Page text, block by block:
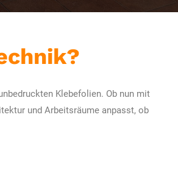
Klebefolien. Ob nun mit
und Arbeitsräume anpasst, ob